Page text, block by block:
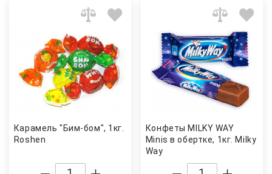
Карамель "Бим-бом", 1кг.
Roshen
Конфеты MILKY WAY
Minis в обертке, 1кг. Milky
Way